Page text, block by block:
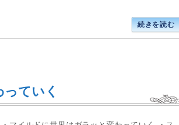
続きを読む
ていく